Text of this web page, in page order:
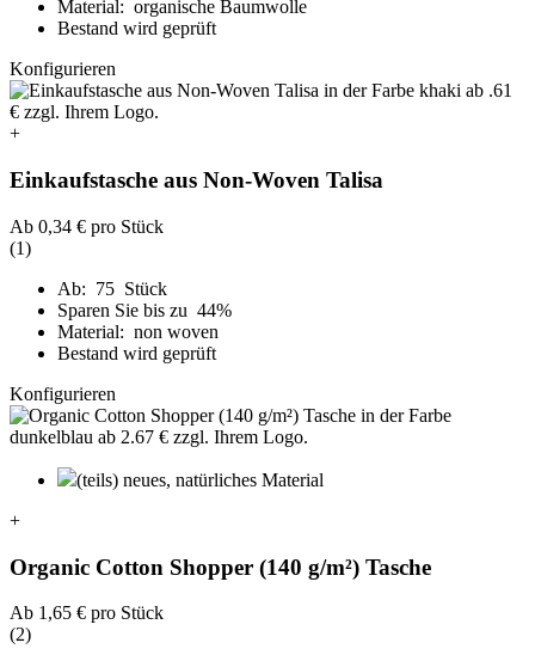
Material: organische Baumwolle
Bestand wird geprüft
Konfigurieren
+
Einkaufstasche aus Non-Woven Talisa
Ab 0,34 € pro Stück
(1)
Ab: 75 Stück
Sparen Sie bis zu 44%
Material: non woven
Bestand wird geprüft
Konfigurieren
(teils) neues, natürliches Material
+
Organic Cotton Shopper (140 g/m²) Tasche
Ab 1,65 € pro Stück
(2)